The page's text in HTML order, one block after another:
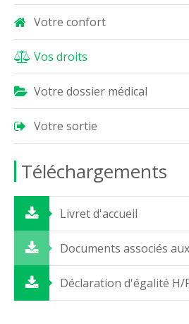
Votre confort
Vos droits
Votre dossier médical
Votre sortie
Téléchargements
Livret d'accueil
Documents associés
Déclaration d'égalité H/